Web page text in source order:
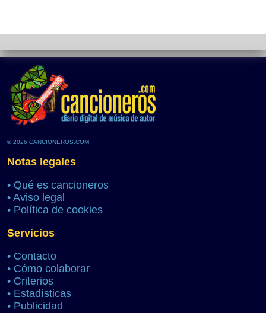
© 2026 CANCIONEROS.COM
Notas legales
• Qué es cancioneros
• Aviso legal
• Política de cookies
Servicios
• Contacto
• Cómo colaborar
• Criterios
• Estadísticas
• Publicidad